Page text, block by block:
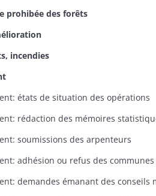
prohibée des forêts
incendies
états de situation des opérations
soumissions des arpenteurs